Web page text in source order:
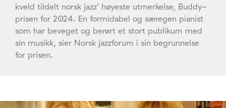
kveld tildelt norsk jazz’ høyeste utmerkelse, Buddy-
prisen for 2024. En formidabel og særegen pianist
som har beveget og berørt et stort publikum med
sin musikk, sier Norsk jazzforum i sin begrunnelse
for prisen.